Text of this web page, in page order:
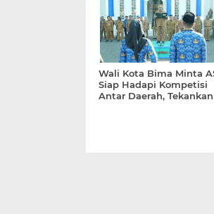
Wali Kota Bima Minta
Siap Hadapi Kompetisi
Antar Daerah, Tekankan